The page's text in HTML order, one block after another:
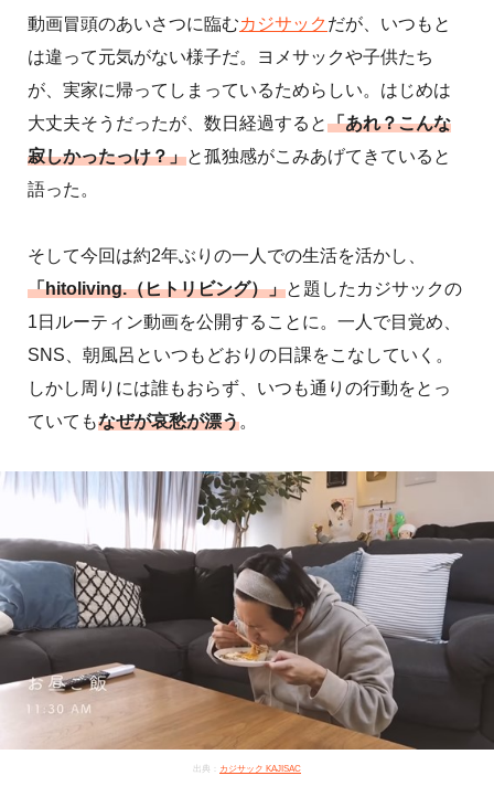
動画冒頭のあいさつに臨むカジサック だが、いつもと
は違って元気がない様子だ。ヨメサックや子供たち
が、実家に帰ってしまっているためらしい。はじめは
大丈夫そうだったが、数日経過すると「あれ？こんな
寂しかったっけ？」と孤独感がこみあげてきていると
語った。
そして今回は約2年ぶりの一人での生活を活かし、
「hitoliving.（ヒトリビング）」と題したカジサックの
1日ルーティン動画を公開することに。一人で目覚め、
SNS、朝風呂といつもどおりの日課をこなしていく。
しかし周りには誰もおらず、いつも通りの行動をとっ
ていてもなぜが哀愁が漂う。
出典： カジサック KAJISAC